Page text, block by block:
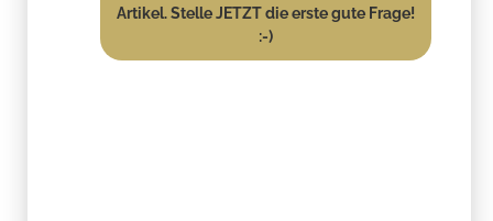
Artikel. Stelle JETZT die erste gute Frage!
:-)